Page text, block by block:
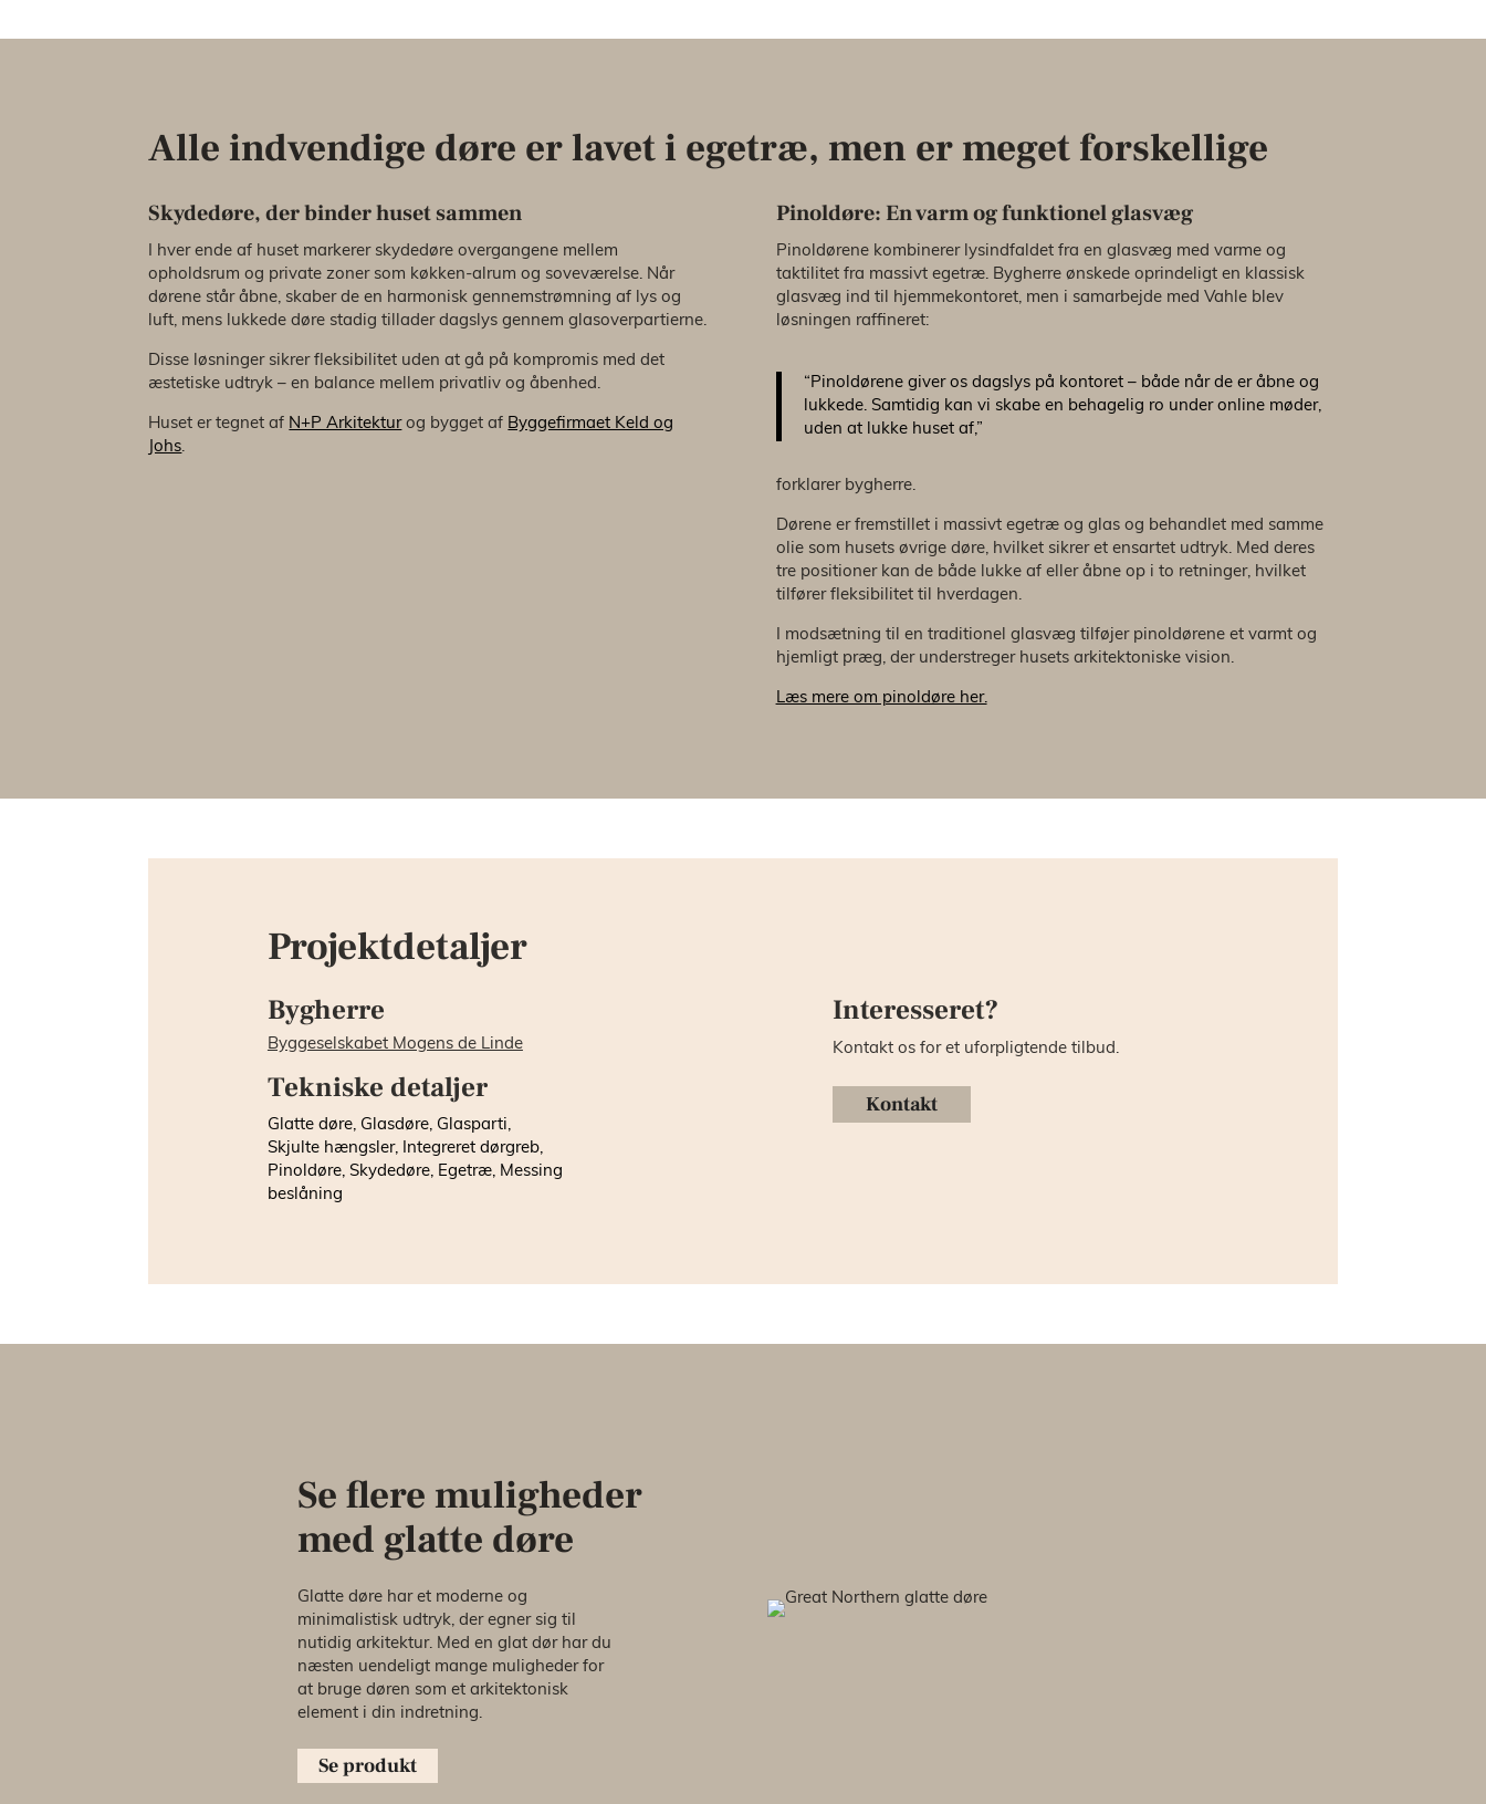
Alle indvendige døre er lavet i egetræ, men er meget forskellige
Skydedøre, der binder huset sammen
I hver ende af huset markerer skydedøre overgangene mellem
opholdsrum og private zoner som køkken-alrum og soveværelse. Når
dørene står åbne, skaber de en harmonisk gennemstrømning af lys og
luft, mens lukkede døre stadig tillader dagslys gennem glasoverpartierne.
Disse løsninger sikrer fleksibilitet uden at gå på kompromis med det
æstetiske udtryk – en balance mellem privatliv og åbenhed.
Huset er tegnet af N+P Arkitektur og bygget af Byggefirmaet Keld og
Johs.
Pinoldøre: En varm og funktionel glasvæg
Pinoldørene kombinerer lysindfaldet fra en glasvæg med varme og
taktilitet fra massivt egetræ. Bygherre ønskede oprindeligt en klassisk
glasvæg ind til hjemmekontoret, men i samarbejde med Vahle blev
løsningen raffineret:
“Pinoldørene giver os dagslys på kontoret – både når de er åbne og
lukkede. Samtidig kan vi skabe en behagelig ro under online møder,
uden at lukke huset af,”
forklarer bygherre.
Dørene er fremstillet i massivt egetræ og glas og behandlet med samme
olie som husets øvrige døre, hvilket sikrer et ensartet udtryk. Med deres
tre positioner kan de både lukke af eller åbne op i to retninger, hvilket
tilfører fleksibilitet til hverdagen.
I modsætning til en traditionel glasvæg tilføjer pinoldørene et varmt og
hjemligt præg, der understreger husets arkitektoniske vision.
Læs mere om pinoldøre her.
Projektdetaljer
Bygherre
Byggeselskabet Mogens de Linde
Tekniske detaljer
Glatte døre, Glasdøre, Glasparti,
Skjulte hængsler, Integreret dørgreb,
Pinoldøre, Skydedøre, Egetræ, Messing
beslåning
Interesseret?
Kontakt os for et uforpligtende tilbud.
Kontakt
Se flere muligheder
med glatte døre
Glatte døre har et moderne og
minimalistisk udtryk, der egner sig til
nutidig arkitektur. Med en glat dør har du
næsten uendeligt mange muligheder for
at bruge døren som et arkitektonisk
element i din indretning.
Se produkt